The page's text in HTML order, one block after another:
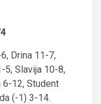
Drina 11-7,
5, Slavija 10-8,
6-12, Student
(-1) 3-14.